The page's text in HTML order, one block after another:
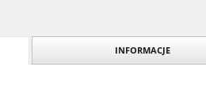
INFORMACJE